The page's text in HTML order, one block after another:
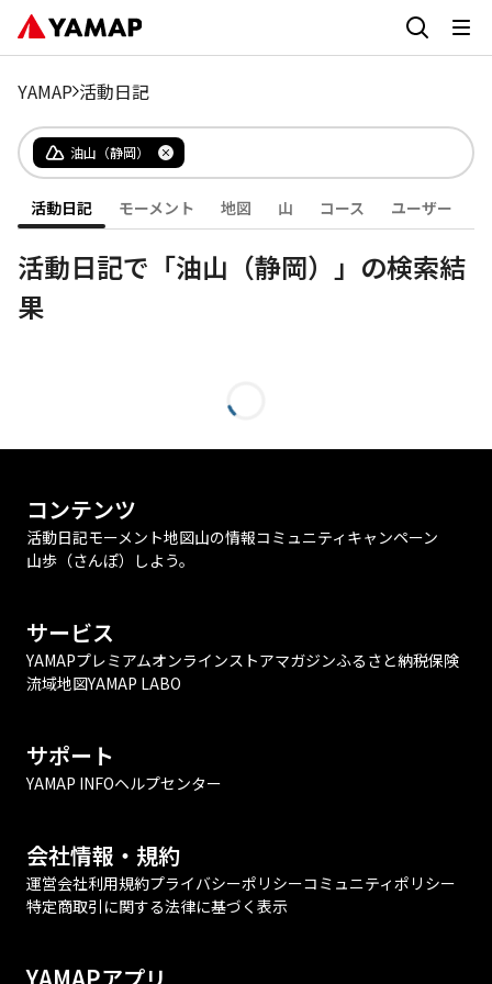
YAMAP 活動日記
油山（静岡）
活動日記 モーメント 地図 山 コース ユーザー
活動日記で「油山（静岡）」の検索結
果
コンテンツ
活動日記モーメント地図山の情報コミュニティ キャンペーン
山歩（さんぽ）しよう。
サービス
YAMAPプレミアムオンラインストアマガジンふるさと納税保険
流域地図YAMAP LABO
サポート
YAMAP INFOヘルプセンター
会社情報・規約
運営会社利用規約プライバシーポリシーコミュニティポリシー
特定商取引に関する法律に基づく表示